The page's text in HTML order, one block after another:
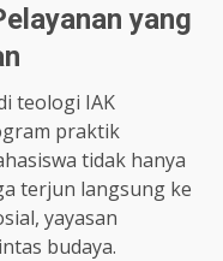
yang
teologi IAK
praktik
tidak hanya
terjun langsung ke
yayasan
budaya.